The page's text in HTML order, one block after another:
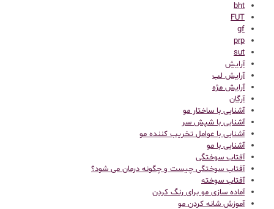
bht
FUT
gf
prp
sut
آرایش
آرایش لب
آرایش مژه
آرگان
آشنایی با ساختار مو
آشنایی با شپش سر
آشنایی با عوامل تخریب کننده مو
آشنایی با مو
آفتاب سوختگی
آفتاب سوختگی چیست و چگونه درمان می شود؟
آفتاب سوخته
آماده سازی مو برای رنگ کردن
آموزش شانه کردن مو